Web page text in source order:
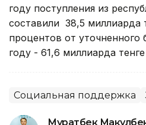
году поступления из
составили 38,5 миллиарда
процентов от
году - 61,6 миллиарда
Социальная поддержка
Муратбек